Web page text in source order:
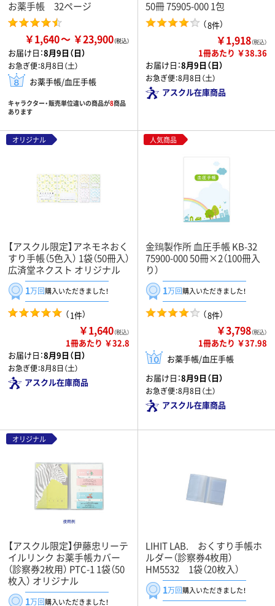
お薬手帳 32ページ
￥1,640 ￥23,900
お届け日：8月9日（日）
お急ぎ便：8月8日（土）
お薬手帳/血圧手帳
キャラクター・販売単位違いの商品が8商品
あります
50冊 75905-000 1包
（8件）
￥1,918（税込）
1冊あたり ￥38.36
お届け日：8月9日（日）
お急ぎ便：8月8日（土）
アスクル在庫商品
オリジナル
【アスクル限定】アネモネおく
すり手帳（5色入） 1袋（50冊入）
広済堂ネクスト オリジナル
1万回購入いただきました！
（1件）
￥1,640（税込）
1冊あたり ￥32.8
お届け日：8月9日（日）
お急ぎ便：8月8日（土）
アスクル在庫商品
人気商品
金鵄製作所 血圧手帳 KB-32
75900-000 50冊×2（100冊入
り）
1万回購入いただきました！
（8件）
￥3,798（税込）
1冊あたり ￥37.98
お薬手帳/血圧手帳
お届け日：8月9日（日）
お急ぎ便：8月8日（土）
アスクル在庫商品
オリジナル
【アスクル限定】伊藤忠リーテ
イルリンク お薬手帳カバー
（診察券2枚用） PTC-1 1袋（50
枚入） オリジナル
1万回購入いただきました！
LIHIT LAB. おくすり手帳ホ
ルダー（診察券4枚用）
HM5532 1袋（20枚入）
1万回購入いただきました！